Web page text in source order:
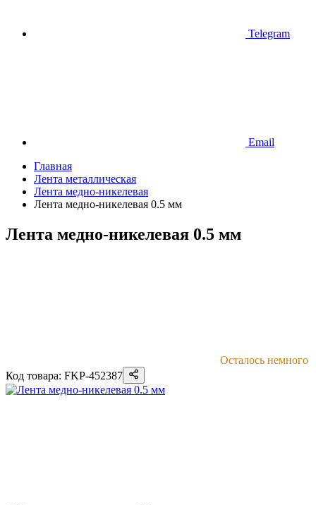
Telegram
Email
Главная
Лента металлическая
Лента медно-никелевая
Лента медно-никелевая 0.5 мм
Лента медно-никелевая 0.5 мм
Осталось немного
Код товара: FKP-452387